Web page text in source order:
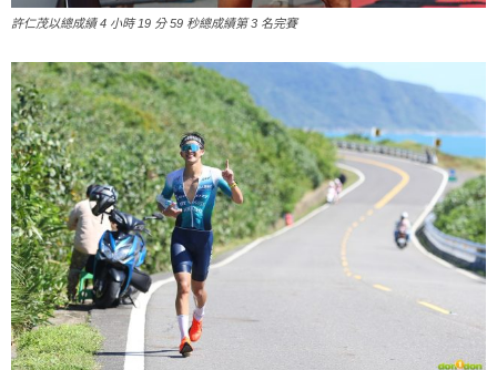
許仁茂以總成績 4 小時 19 分 59 秒總成績第 3 名完賽